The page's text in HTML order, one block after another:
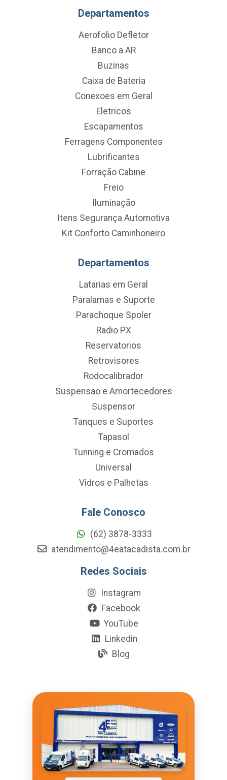
Departamentos
Aerofolio Defletor
Banco a AR
Buzinas
Caixa de Bateria
Conexoes em Geral
Eletricos
Escapamentos
Ferragens Componentes
Lubrificantes
Forração Cabine
Freio
Iluminação
Itens Segurança Automotiva
Kit Conforto Caminhoneiro
Departamentos
Latarias em Geral
Paralamas e Suporte
Parachoque Spoler
Radio PX
Reservatorios
Retrovisores
Rodocalibrador
Suspensao e Amortecedores
Suspensor
Tanques e Suportes
Tapasol
Tunning e Cromados
Universal
Vidros e Palhetas
Fale Conosco
(62) 3878-3333
atendimento@4eatacadista.com.br
Redes Sociais
Instagram
Facebook
YouTube
Linkedin
Blog